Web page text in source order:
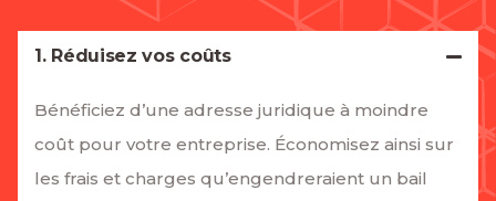
1. Réduisez vos coûts
Bénéficiez d’une adresse juridique à moindre
coût pour votre entreprise. Économisez ainsi sur
les frais et charges qu’engendreraient un bail